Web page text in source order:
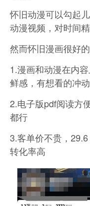
怀旧动漫可以勾起
动漫视频，对时间
然而怀旧漫画很好
1.漫画和动漫在内
鲜感，有想看的冲动
2.电子版pdf阅读方
都行
3.客单价不贵，
转化率高